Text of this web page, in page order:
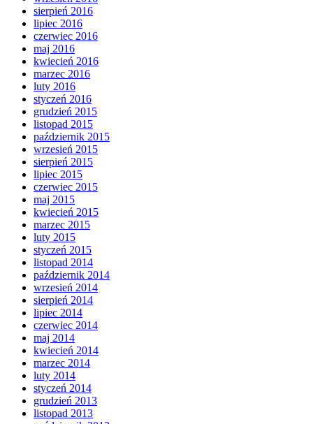
sierpień 2016
lipiec 2016
czerwiec 2016
maj 2016
kwiecień 2016
marzec 2016
luty 2016
styczeń 2016
grudzień 2015
listopad 2015
październik 2015
wrzesień 2015
sierpień 2015
lipiec 2015
czerwiec 2015
maj 2015
kwiecień 2015
marzec 2015
luty 2015
styczeń 2015
listopad 2014
październik 2014
wrzesień 2014
sierpień 2014
lipiec 2014
czerwiec 2014
maj 2014
kwiecień 2014
marzec 2014
luty 2014
styczeń 2014
grudzień 2013
listopad 2013